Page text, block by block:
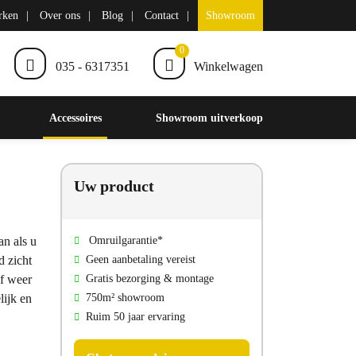
Over ons Blog Contact Showroom
035 - 6317351
0
Winkelwagen
Accessoires Showroom uitverkoop
als u
zicht
weer
en
Uw product
Omruilgarantie*
Geen aanbetaling vereist
Gratis bezorging & montage
750m² showroom
Ruim 50 jaar ervaring